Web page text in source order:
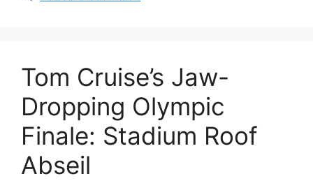
Tom Cruise’s Jaw-
Dropping Olympic
Finale: Stadium Roof
Abseil